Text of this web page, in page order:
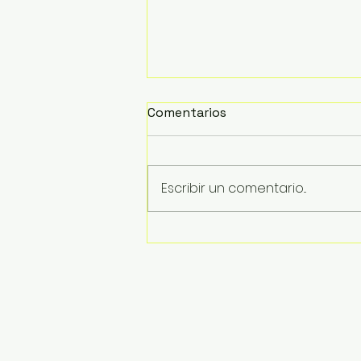
Comentarios
Escribir un comentario...